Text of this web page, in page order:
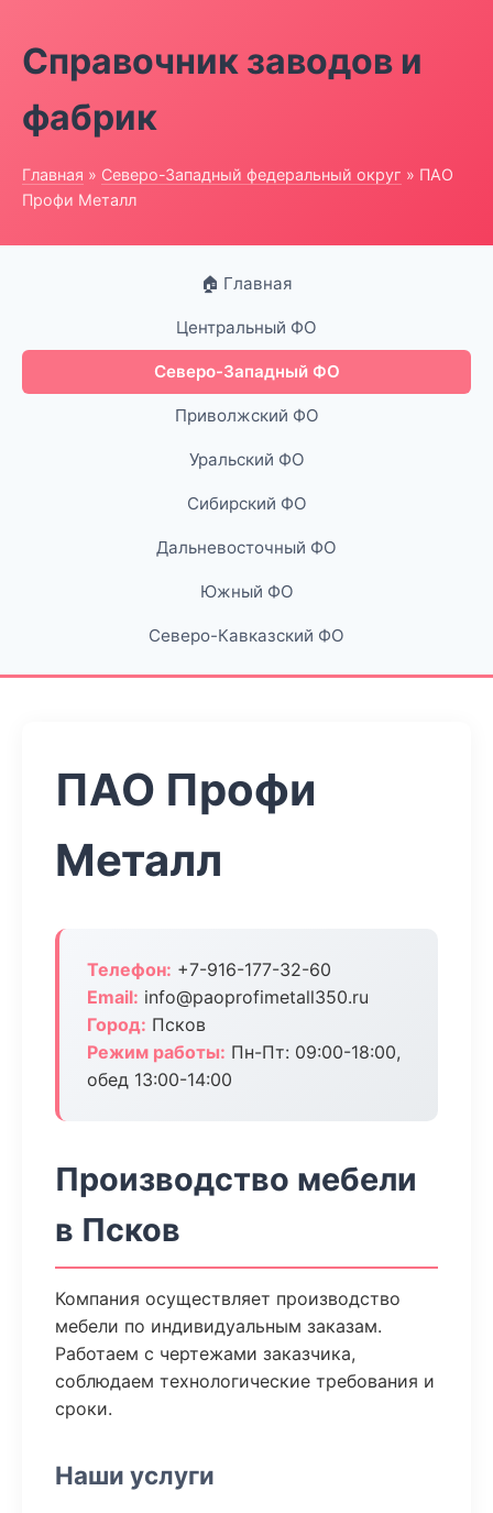
Справочник заводов и
фабрик
Главная » Северо-Западный федеральный округ » ПАО
Профи Металл
🏠 Главная
Центральный ФО
Северо-Западный ФО
Приволжский ФО
Уральский ФО
Сибирский ФО
Дальневосточный ФО
Южный ФО
Северо-Кавказский ФО
ПАО Профи
Металл
Телефон: +7-916-177-32-60
Email: info@paoprofimetall350.ru
Город: Псков
Режим работы: Пн-Пт: 09:00-18:00,
обед 13:00-14:00
Производство мебели
в Псков
Компания осуществляет производство
мебели по индивидуальным заказам.
Работаем с чертежами заказчика,
соблюдаем технологические требования и
сроки.
Наши услуги